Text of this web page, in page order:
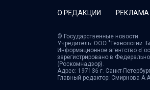
О РЕДАКЦИИ РЕКЛАМА
© Государственные новости
Учредитель: ООО "Технологии.
Информационное агентство
зарегистрировано в
(Роскомнадзор).
Адрес: 197136 г. Санкт-
Главный редактор: Смирнова